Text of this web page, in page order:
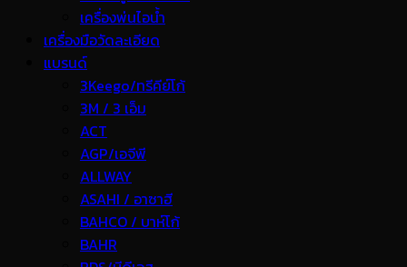
เครื่องพ่นไอน้ำ
เครื่องมือวัดละเอียด
แบรนด์
3Keego/ทรีคีย์โก้
3M / 3 เอ็ม
ACT
AGP/เอจีพี
ALLWAY
ASAHI / อาซาฮี
BAHCO / บาห์โก้
BAHR